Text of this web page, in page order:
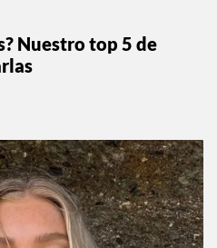
Nuestro top 5 de